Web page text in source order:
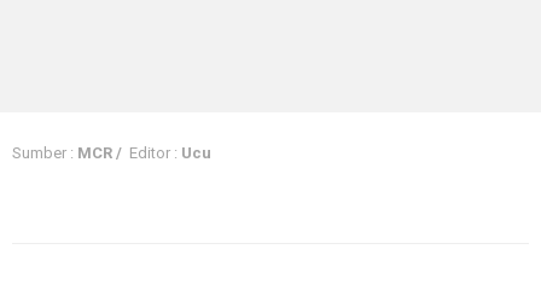
Sumber : MCR / Editor : Ucu